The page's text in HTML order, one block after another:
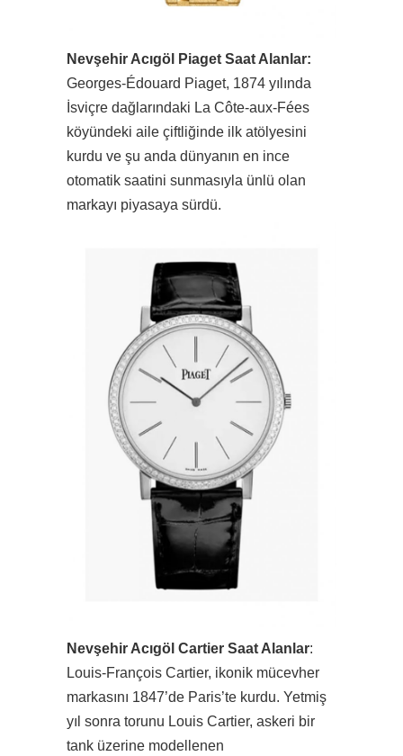
Nevşehir Acıgöl Piaget Saat Alanlar:
Georges-Édouard Piaget, 1874 yılında
İsviçre dağlarındaki La Côte-aux-Fées
köyündeki aile çiftliğinde ilk atölyesini
kurdu ve şu anda dünyanın en ince
otomatik saatini sunmasıyla ünlü olan
markayı piyasaya sürdü.
Nevşehir Acıgöl Cartier Saat Alanlar:
Louis-François Cartier, ikonik mücevher
markasını 1847’de Paris’te kurdu. Yetmiş
yıl sonra torunu Louis Cartier, askeri bir
tank üzerine modellenen